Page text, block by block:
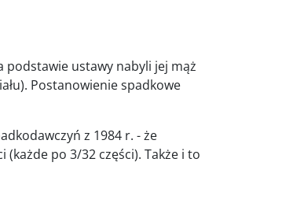
podstawie ustawy nabyli jej mąż
Postanowienie spadkowe
z 1984 r. - że
po 3/32 części). Także i to